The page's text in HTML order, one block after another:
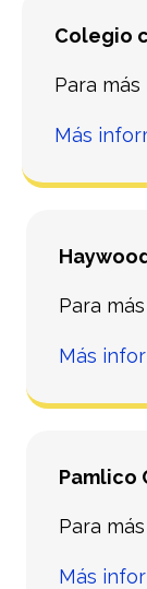
Colegio
Para
Más
Para
Más
Pamlico
Para
Más